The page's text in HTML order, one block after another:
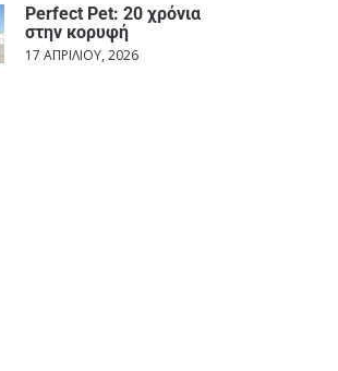
Perfect Pet: 20 χρόνια
στην κορυφή
17 ΑΠΡΙΛΊΟΥ, 2026